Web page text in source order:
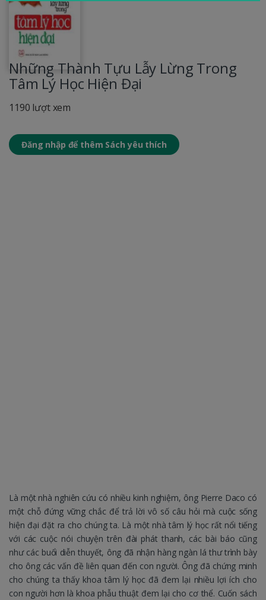
Những Thành Tựu Lẫy Lừng Trong
Tâm Lý Học Hiện Đại
1190 lượt xem
Đăng nhập để thêm Sách yêu thích
Là một nhà nghiên cứu có nhiều kinh nghiệm, ông Pierre Daco có
một chỗ đứng vững chắc để trả lời vô số câu hỏi mà cuộc sống
hiện đại đặt ra cho chúng ta. Là một nhà tâm lý học rất nổi tiếng
với các cuộc nói chuyện trên đài phát thanh, các bài báo cũng
như các buổi diễn thuyết, ông đã nhận hàng ngàn lá thư trình bày
cho ông các vấn đề liên quan đến con người. Ông đã chứng minh
cho chúng ta thấy khoa tâm lý học đã đem lại nhiều lợi ích cho
con người hơn là khoa phẫu thuật đem lại cho cơ thể. Cuốn sách